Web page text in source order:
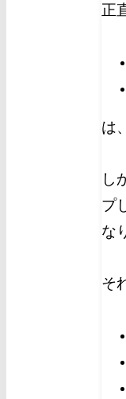
正
は
し
プ
な
そ